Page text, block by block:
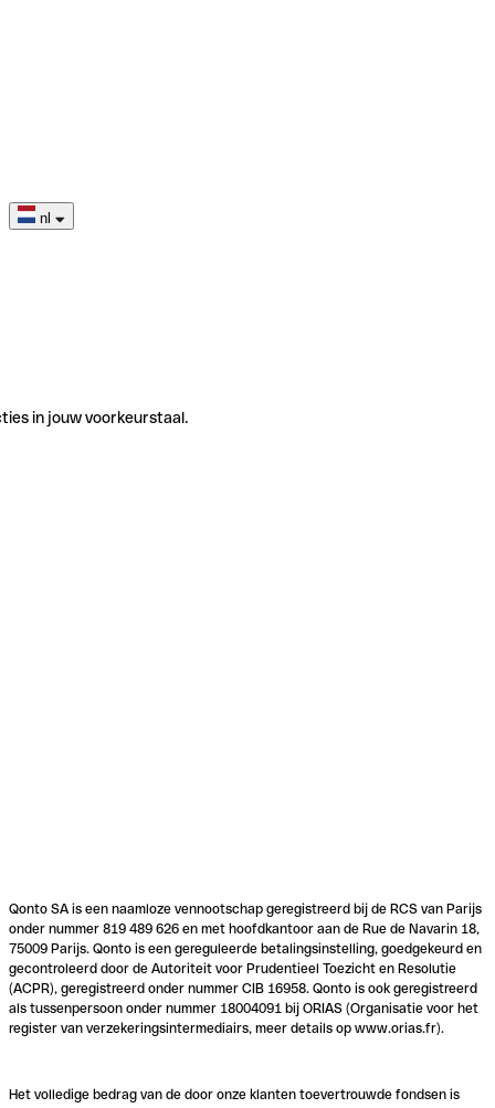
nl
in jouw voorkeurstaal.
Qonto SA is een naamloze vennootschap geregistreerd bij de RCS van Parijs
onder nummer 819 489 626 en met hoofdkantoor aan de Rue de Navarin 18,
75009 Parijs. Qonto is een gereguleerde betalingsinstelling, goedgekeurd en
gecontroleerd door de Autoriteit voor Prudentieel Toezicht en Resolutie
(ACPR), geregistreerd onder nummer CIB 16958. Qonto is ook geregistreerd
als tussenpersoon onder nummer 18004091 bij ORIAS (Organisatie voor het
register van verzekeringsintermediairs, meer details op www.orias.fr).
Het volledige bedrag van de door onze klanten toevertrouwde fondsen is